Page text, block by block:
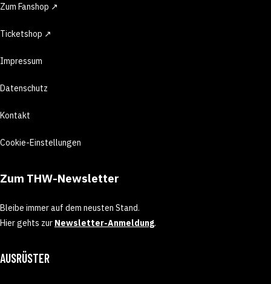
Zum Fanshop ↗
Ticketshop ↗
Impressum
Datenschutz
Kontakt
Cookie-Einstellungen
Zum THW-Newsletter
Bleibe immer auf dem neusten Stand.
Hier gehts zur Newsletter-Anmeldung.
AUSRÜSTER